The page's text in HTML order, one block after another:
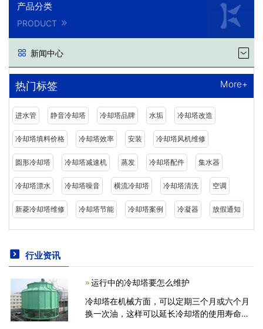
产品分类
PRODUCT
新闻中心
热门标签 More+
进水管 静音冷却塔 冷却塔品牌 水垢 冷却塔改造
冷却塔填料价格 冷却塔效率 安装 冷却塔风机维修
圆形冷却塔 冷却塔减速机 蒸发 冷却塔配件 集水器
冷却塔漂水 冷却塔噪音 横流冷却塔 冷却塔清洗 空调
新菱冷却塔维修 冷却塔节能 冷却塔案例 冷凝器 放假通知
行业资讯
运行中的冷却塔要怎么维护
冷却塔在机械方面，可以定期三个月或六个月
换一次油，这样可以延长冷却塔的使用寿命。